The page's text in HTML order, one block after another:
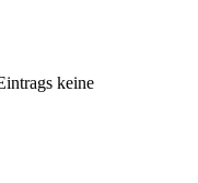
keine